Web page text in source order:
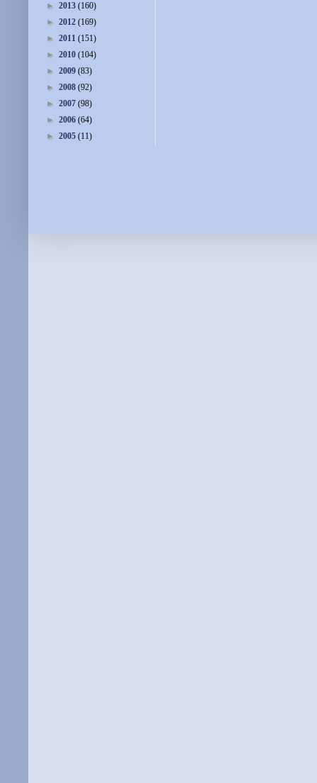
► 2013 (160)
► 2012 (169)
► 2011 (151)
► 2010 (104)
► 2009 (83)
► 2008 (92)
► 2007 (98)
► 2006 (64)
► 2005 (11)